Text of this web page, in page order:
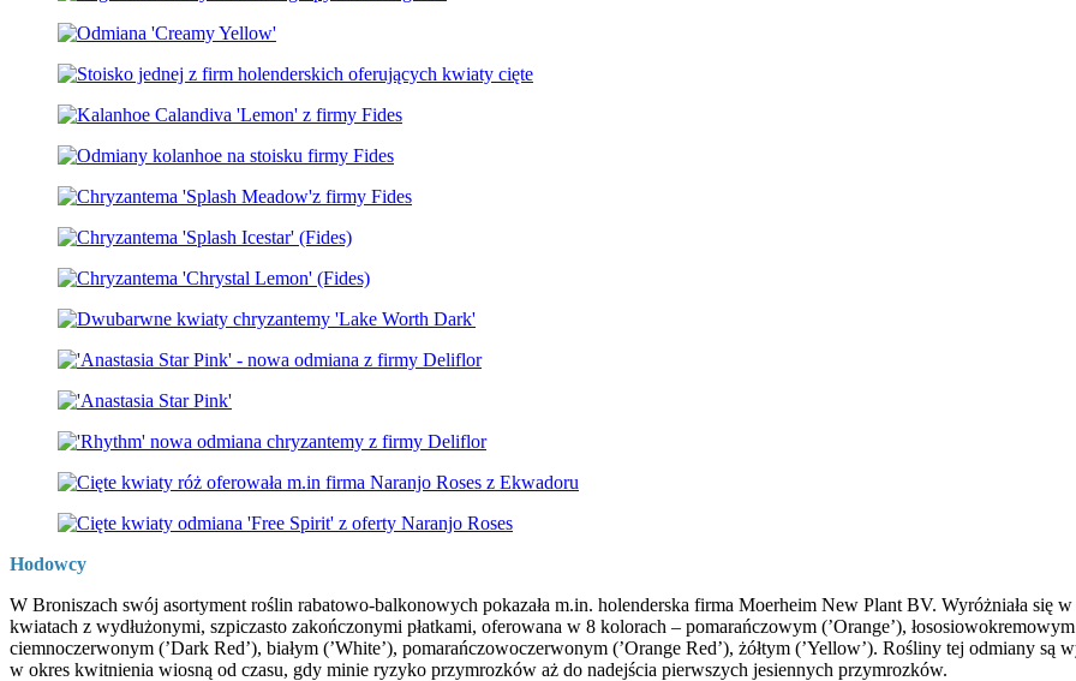
Hodowcy
W Broniszach swój asortyment roślin rabatowo-balkonowych pokazała m.in. holenderska firma Moerheim New Plant BV. Wyróżniała
kwiatach z wydłużonymi, szpiczasto zakończonymi płatkami, oferowana w 8 kolorach – pomarańczowym (’Orange’),
ciemnoczerwonym (’Dark Red’), białym (’White’), pomarańczowoczerwonym (’Orange Red’), żółtym (’Yellow’). Rośliny tej odmiany są
w okres kwitnienia wiosną od czasu, gdy minie ryzyko przymrozków aż do nadejścia pierwszych jesiennych przymrozków.